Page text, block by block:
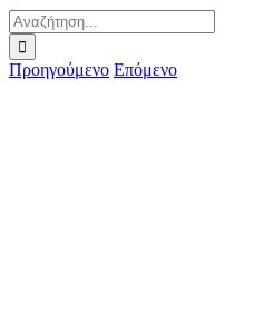
Αναζήτηση
για:
Προηγούμενο Επόμενο